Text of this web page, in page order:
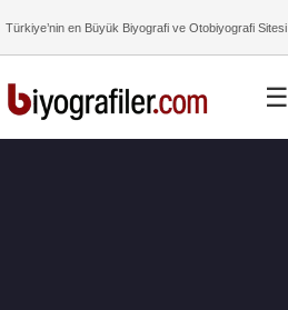
Türkiye’nin en Büyük Biyografi ve Otobiyografi Sitesi
☰